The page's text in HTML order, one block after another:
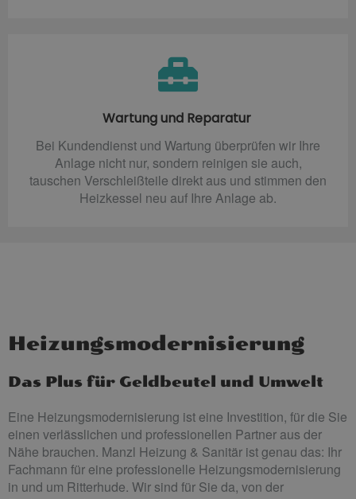
Wartung und Reparatur
Bei Kundendienst und Wartung überprüfen wir Ihre
Anlage nicht nur, sondern reinigen sie auch,
tauschen Verschleißteile direkt aus und stimmen den
Heizkessel neu auf Ihre Anlage ab.
Heizungsmodernisierung
Das Plus für Geldbeutel und Umwelt
Eine Heizungsmodernisierung ist eine Investition, für die Sie
einen verlässlichen und professionellen Partner aus der
Nähe brauchen. Manzl Heizung & Sanitär ist genau das: Ihr
Fachmann für eine professionelle Heizungsmodernisierung
in und um Ritterhude. Wir sind für Sie da, von der